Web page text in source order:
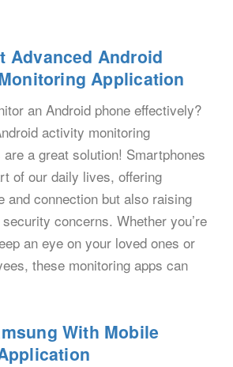
Advanced Android
Application
an Android phone effectively?
activity monitoring
a great solution! Smartphones
of our daily lives, offering
and connection but also raising
concerns. Whether you’re
an eye on your loved ones or
these monitoring apps can
With Mobile